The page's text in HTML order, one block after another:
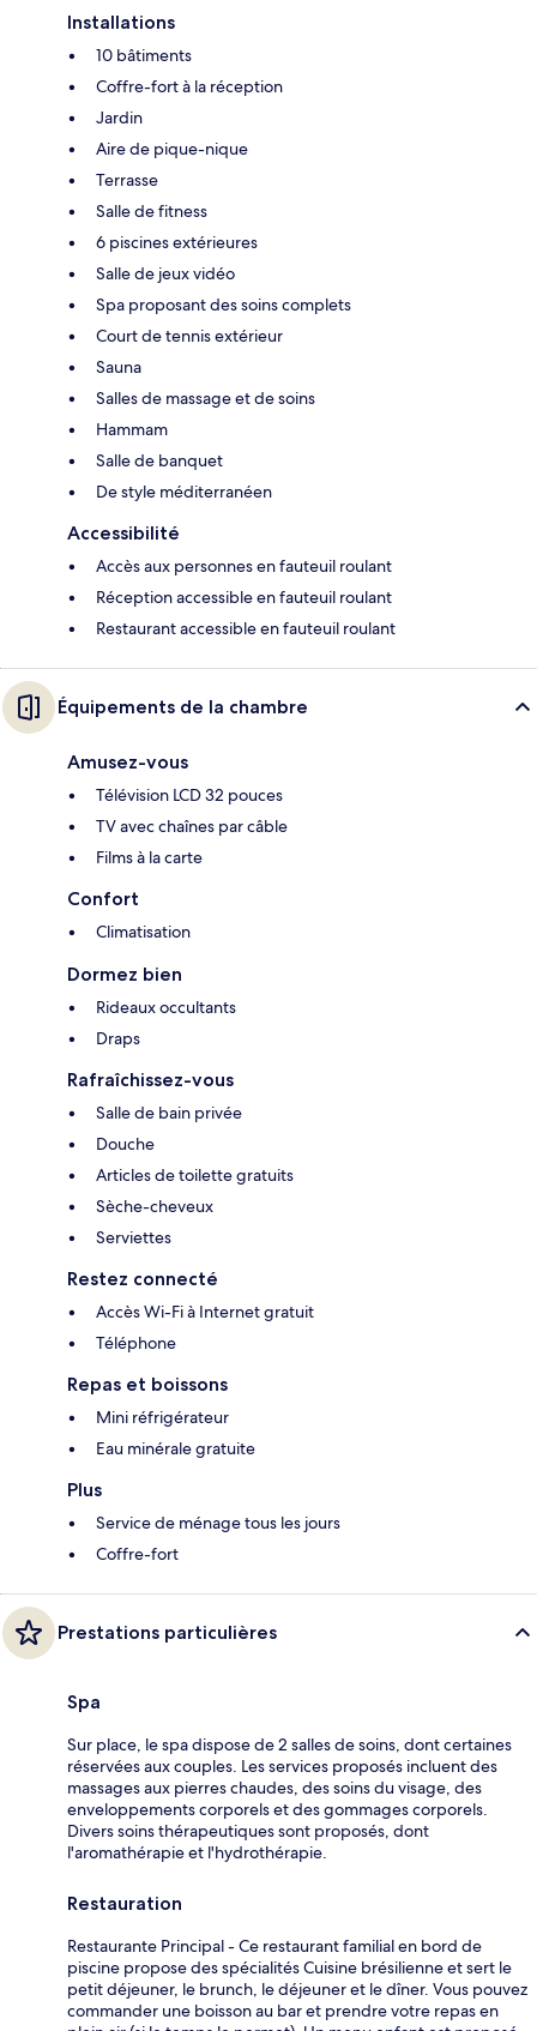
Installations
10 bâtiments
Coffre-fort à la réception
Jardin
Aire de pique-nique
Terrasse
Salle de fitness
6 piscines extérieures
Salle de jeux vidéo
Spa proposant des soins complets
Court de tennis extérieur
Sauna
Salles de massage et de soins
Hammam
Salle de banquet
De style méditerranéen
Accessibilité
Accès aux personnes en fauteuil roulant
Réception accessible en fauteuil roulant
Restaurant accessible en fauteuil roulant
Équipements de la chambre
Amusez-vous
Télévision LCD 32 pouces
TV avec chaînes par câble
Films à la carte
Confort
Climatisation
Dormez bien
Rideaux occultants
Draps
Rafraîchissez-vous
Salle de bain privée
Douche
Articles de toilette gratuits
Sèche-cheveux
Serviettes
Restez connecté
Accès Wi-Fi à Internet gratuit
Téléphone
Repas et boissons
Mini réfrigérateur
Eau minérale gratuite
Plus
Service de ménage tous les jours
Coffre-fort
Prestations particulières
Spa
Sur place, le spa dispose de 2 salles de soins, dont certaines
réservées aux couples. Les services proposés incluent des
massages aux pierres chaudes, des soins du visage, des
enveloppements corporels et des gommages corporels.
Divers soins thérapeutiques sont proposés, dont
l'aromathérapie et l'hydrothérapie.
Restauration
Restaurante Principal - Ce restaurant familial en bord de
piscine propose des spécialités Cuisine brésilienne et sert le
petit déjeuner, le brunch, le déjeuner et le dîner. Vous pouvez
commander une boisson au bar et prendre votre repas en